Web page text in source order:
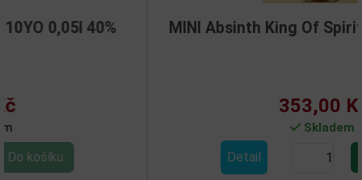
MINI Absinth King Of Spirits Gold 0,05l 70%